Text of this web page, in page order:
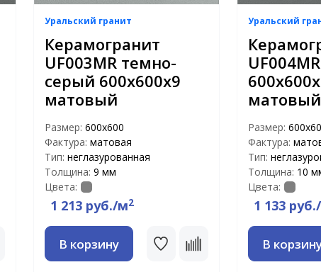
Уральский гранит
Керамогранит
UF003MR темно-
серый 600x600x9
матовый
Размер: 600х600
Фактура: матовая
Тип: неглазурованная
Толщина: 9 мм
Цвета:
1 213 руб./м2
В корзину
Уральский
матовый
Размер:
Фактура:
Тип:
Толщина: 10
Цвета:
1 133
В